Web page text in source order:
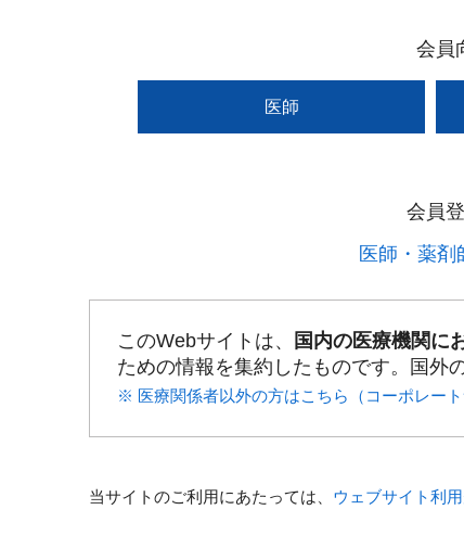
会員
医師
会員
医師・薬剤
このWebサイトは、 国内の医療機関に
ための情報を集約したものです。国外
※ 医療関係者以外の方はこちら（コーポレート
当サイトのご利用にあたっては、 ウェブサイト利